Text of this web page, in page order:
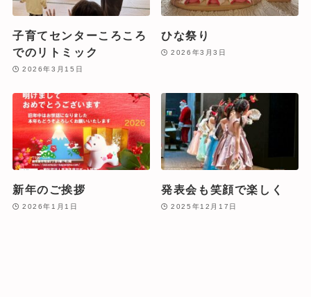
子育てセンターころころ
でのリトミック
2026年3月15日
ひな祭り
2026年3月3日
新年のご挨拶
2026年1月1日
発表会も笑顔で楽しく
2025年12月17日